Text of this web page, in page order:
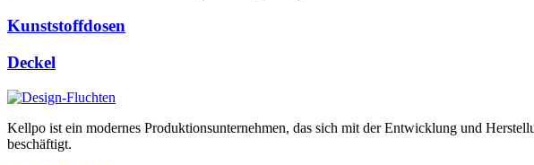
Kunststoffdosen
Deckel
Kellpo ist ein modernes Produktionsunternehmen, das sich mit der Entwicklung und
beschäftigt.